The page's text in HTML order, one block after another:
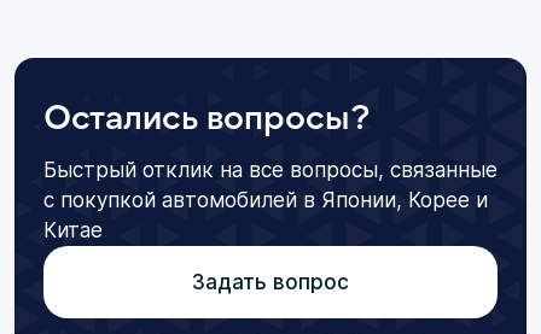
Остались вопросы?
Быстрый отклик на все вопросы, связанные
с покупкой автомобилей в Японии, Корее и
Китае
Задать вопрос